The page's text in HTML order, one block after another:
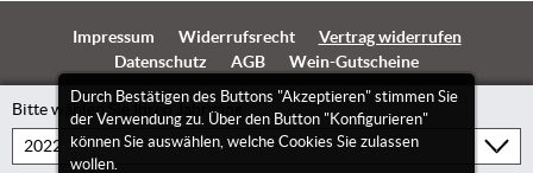
Bitte wählen Sie Ihren Jahrgang
Durch Bestätigen des Buttons "Akzeptieren" stimmen Sie
der Verwendung zu. Über den Button "Konfigurieren"
können Sie auswählen, welche Cookies Sie zulassen
wollen.
Impressum Widerrufsrecht
Vertrag widerrufen
Datenschutz
AGB Wein-Gutscheine